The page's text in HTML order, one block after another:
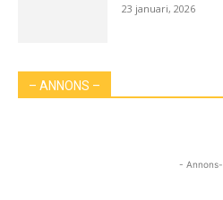
23 januari, 2026
– ANNONS –
- Annons-